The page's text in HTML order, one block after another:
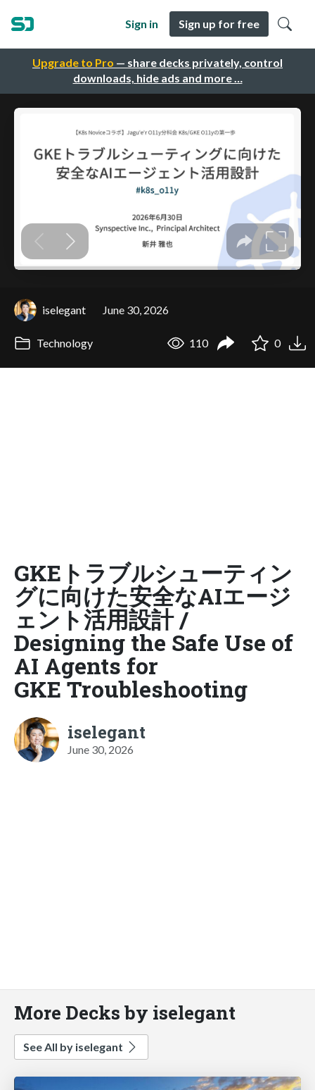
Upgrade to Pro — share decks privately, control
downloads, hide ads and more …
Sign in Sign up for free
iselegant June 30, 2026
Technology 110 0
GKEトラブルシューティン
グに向けた安全なAIエージ
ェント活用設計 /
Designing the Safe Use of
AI Agents for
GKE Troubleshooting
iselegant
June 30, 2026
More Decks by iselegant
See All by iselegant